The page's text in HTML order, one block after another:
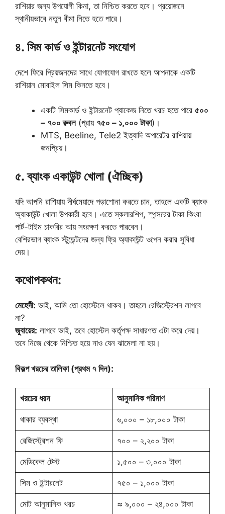
রাশিয়ার জন্য উপযোগী কিনা, তা নিশ্চিত করতে হবে। প্রয়োজনে
স্থানীয়ভাবে নতুন বীমা নিতে হতে পারে।
৪. সিম কার্ড ও ইন্টারনেট সংযোগ
দেশে ফিরে প্রিয়জনদের সাথে যোগাযোগ রাখতে হলে আপনাকে একটি
রাশিয়ান মোবাইল সিম কিনতে হবে।
একটি সিমকার্ড ও ইন্টারনেট প্যাকেজ নিতে খরচ হতে পারে ৫০০
– ৭০০ রুবল(প্রায় ৭৫০ – ১,০০০ টাকা)।
MTS, Beeline, Tele2 ইত্যাদি অপারেটর রাশিয়ায়
জনপ্রিয়।
৫. ব্যাংক একাউন্ট খোলা (ঐচ্ছিক)
যদি আপনি রাশিয়ায় দীর্ঘমেয়াদে পড়াশোনা করতে চান, তাহলে একটি ব্যাংক
অ্যাকাউন্ট খোলা উপকারী হবে। এতে স্কলারশিপ, স্পন্সরের টাকা কিংবা
পার্ট-টাইম চাকরির আয় সংরক্ষণ করতে পারবেন।
বেশিরভাগ ব্যাংক স্টুডেন্টদের জন্য ফ্রি অ্যাকাউন্ট ওপেন করার সুবিধা
দেয়।
কথোপকথন:
মেহেদী: ভাই, আমি তো হোস্টেলে থাকব। তাহলে রেজিস্ট্রেশন লাগবে
না?
জুবায়ের: লাগবে ভাই, তবে হোস্টেল কর্তৃপক্ষ সাধারণত এটা করে দেয়।
তবে নিজে থেকে নিশ্চিত হয়ে নাও যেন ঝামেলা না হয়।
বিকল্প খরচের তালিকা (প্রথম ৭ দিন):
খরচের ধরন আনুমানিক পরিমাণ
থাকার ব্যবস্থা ৬,০০০ – ১৮,০০০ টাকা
রেজিস্ট্রেশন ফি ৭০০ – ২,২০০ টাকা
মেডিকেল টেস্ট ১,৫০০ – ৩,০০০ টাকা
সিম ও ইন্টারনেট ৭৫০ – ১,০০০ টাকা
মোট আনুমানিক খরচ ≈ ৯,০০০ – ২৪,০০০ টাকা